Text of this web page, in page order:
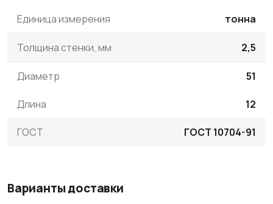
Единица измерения тонна
Толщина стенки, мм 2,5
Диаметр 51
Длина 12
ГОСТ ГОСТ 10704-91
Варианты доставки